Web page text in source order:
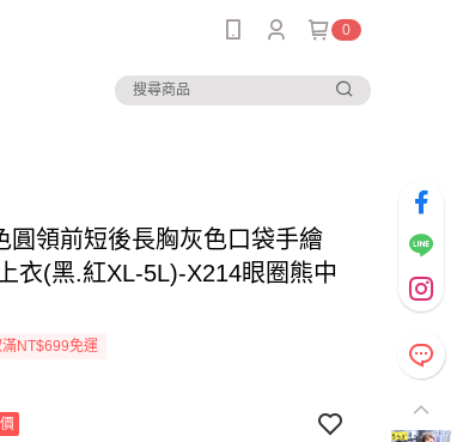
0
圓領前短後長胸灰色口袋手繪
衣(黑.紅XL-5L)-X214眼圈熊中
滿NT$699免運